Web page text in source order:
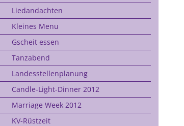
Liedandachten
Kleines Menu
Gscheit essen
Tanzabend
Landesstellenplanung
Candle-Light-Dinner 2012
Marriage Week 2012
KV-Rüstzeit